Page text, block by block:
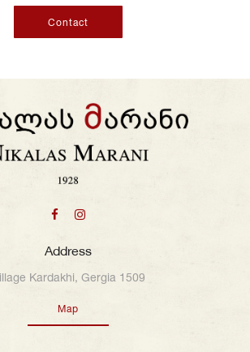
Contact
Address
Kardakhi, Gergia 1509
Map